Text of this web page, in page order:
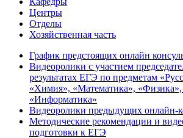
Центры
Отделы
Хозяйственная часть
График предстоящих онлайн
Видеоролики с участием
результатах ЕГЭ по предметам
«Химия», «Математика», «Физика»,
«Информатика»
Видеоролики предыдущих онлайн-
Методические рекомендации и
подготовки к ЕГЭ